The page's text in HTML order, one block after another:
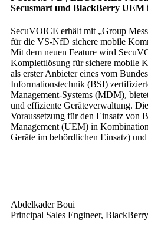
Secusmart und BlackBerry UEM
SecuVOICE erhält mit „Group
für die VS-NfD sichere mobile
Mit dem neuen Feature wird
Komplettlösung für sichere mobile
als erster Anbieter eines vom
Informationstechnik (BSI)
Management-Systems (MDM),
und effiziente Geräteverwaltung.
Voraussetzung für den Einsatz von
Management (UEM) in
Geräte im behördlichen Einsatz)
Abdelkader Boui
Principal Sales Engineer, BlackBerry